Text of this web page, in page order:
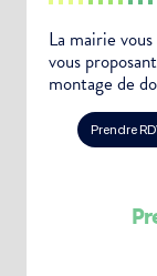
La mairie
vous
montage de